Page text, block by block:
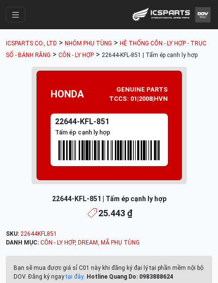
Cửa Hàng
Parts Catalogue
Mã Phụ Tùng
Tài khoản
ICSPARTS CO., LTD > NHÓM PHỤ TÙNG > HỆ THỐNG CÔN - LY HỢP - TRỤC
SỐ - BÁNH RĂNG > CÔN - LY HỢP > 22644-KFL-851 | Tấm ép cạnh ly hợp
HONDA
GENUINE PARTS
TCCS: 01|2008|HVN
22644-KFL-851
Tấm ép cạnh ly hợp
22644-KFL-851 | Tấm ép cạnh ly hợp
25.443 ₫
SKU: 22644KFL851
DANH MỤC: CÔN - LY HỢP, DREAM, MÃ PHỤ TÙNG
Bạn sẽ mua được giá sỉ C01 này khi đăng ký đại lý tại phần mềm nội bộ
DOV. Đăng ký ngaytại đây. Hotline Quang Do: 0983888624